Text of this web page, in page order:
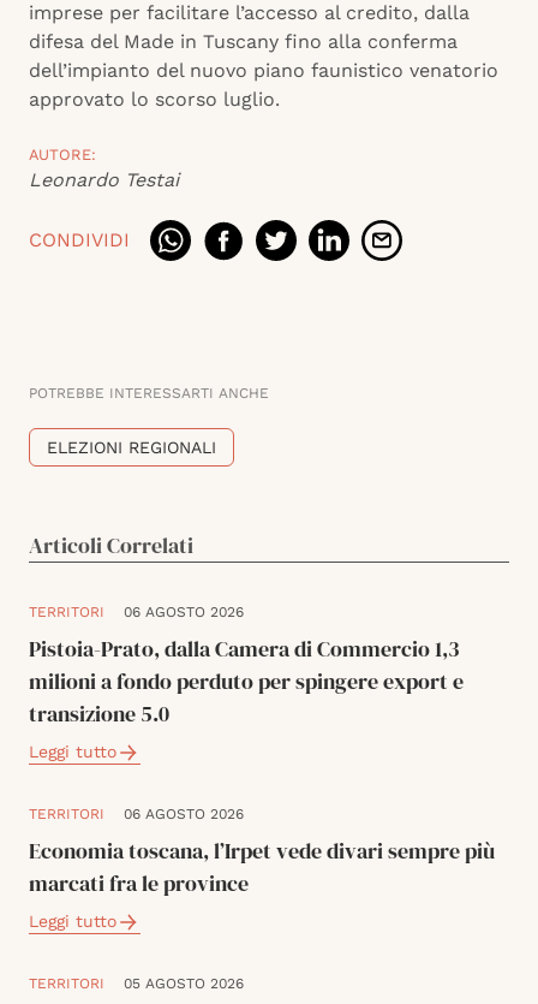
imprese per facilitare l’accesso al credito, dalla
difesa del Made in Tuscany fino alla conferma
dell’impianto del nuovo piano faunistico venatorio
approvato lo scorso luglio.
AUTORE:
Leonardo Testai
CONDIVIDI
POTREBBE INTERESSARTI ANCHE
ELEZIONI REGIONALI
Articoli Correlati
TERRITORI 06 AGOSTO 2026
Pistoia-Prato, dalla Camera di Commercio 1,3
milioni a fondo perduto per spingere export e
transizione 5.0
Leggi tutto
TERRITORI 06 AGOSTO 2026
Economia toscana, l’Irpet vede divari sempre più
marcati fra le province
Leggi tutto
TERRITORI 05 AGOSTO 2026